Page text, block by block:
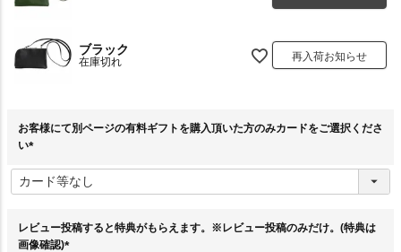
ブラック
在庫切れ 再入荷お知らせ
お客様にて別ページの有料ギフトを購入頂いた方のみカードをご選択くださ
い
必
須
レビュー投稿すると特典がもらえます。※レビュー投稿のみだけ。(特典は
画像確認)